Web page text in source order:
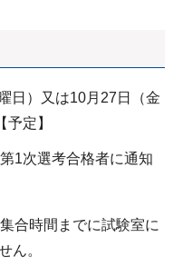
日）又は10月27日（金
定】
1次選考合格者に通知
合時間までに試験室に
ん。